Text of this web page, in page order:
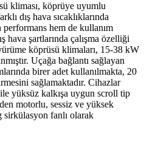
kliması, köprüye uyumlu
dış hava sıcaklıklarında
hem de kullanım
hava şartlarında çalışma özelliği
köprüsü klimaları, 15-38 kW
Uçağa bağlantı sağlayan
birer adet kullanılmakta, 20
sağlamaktadır. Cihazlar
yüksüz kalkışa uygun scroll tip
motorlu, sessiz ve yüksek
fanlı olarak